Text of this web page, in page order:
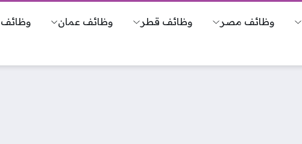
وظائف مصر وظائف قطر وظائف عمان
وظائف